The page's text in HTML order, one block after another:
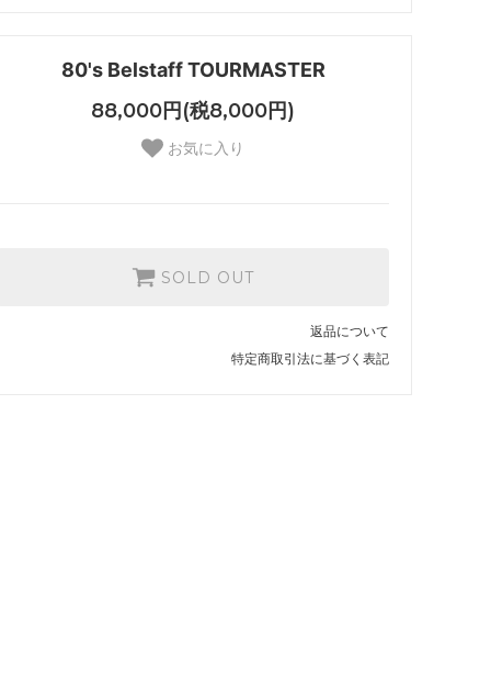
80's Belstaff TOURMASTER
88,000円(税8,000円)
お気に入り
SOLD OUT
返品について
特定商取引法に基づく表記